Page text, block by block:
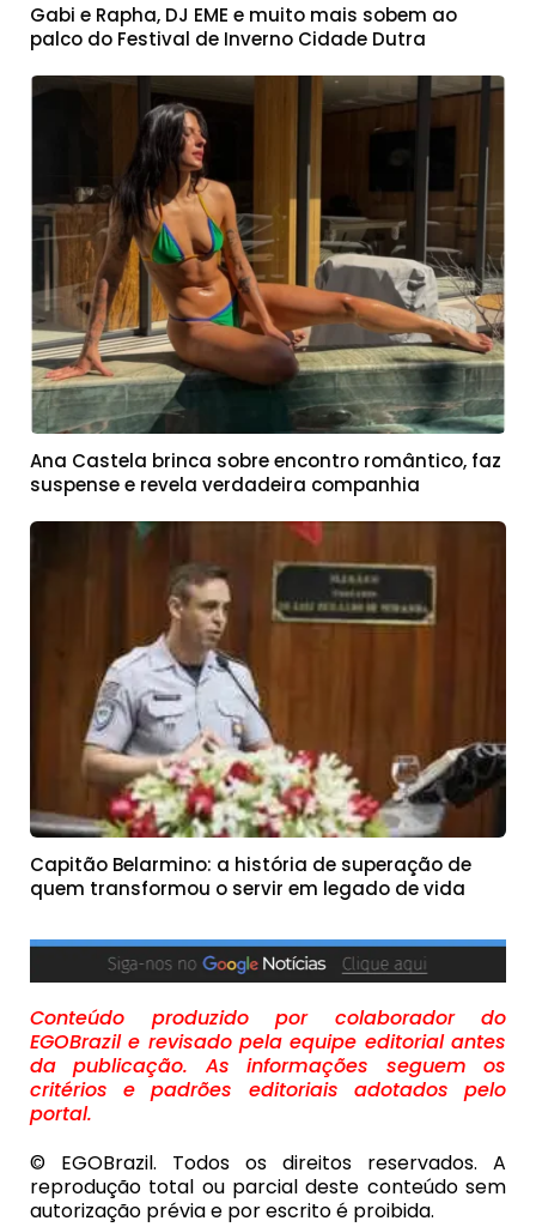
Gabi e Rapha, DJ EME e muito mais sobem ao
palco do Festival de Inverno Cidade Dutra
Ana Castela brinca sobre encontro romântico, faz
suspense e revela verdadeira companhia
Capitão Belarmino: a história de superação de
quem transformou o servir em legado de vida
Conteúdo produzido por colaborador do
EGOBrazil e revisado pela equipe editorial antes
da publicação. As informações seguem os
critérios e padrões editoriais adotados pelo
portal.
© EGOBrazil. Todos os direitos reservados. A
reprodução total ou parcial deste conteúdo sem
autorização prévia e por escrito é proibida.